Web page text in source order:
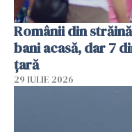
Românii din
bani acasă, dar 7
țară
29 IULIE 2026